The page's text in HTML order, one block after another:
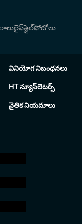
లైఫ్‌స్టైల్ఫోటోలు
వినియోగ నిబంధనలు
HT న్యూస్‌లెటర్స్
నైతిక నియమాలు